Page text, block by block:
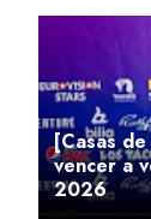
[Casas
vencer a
2026